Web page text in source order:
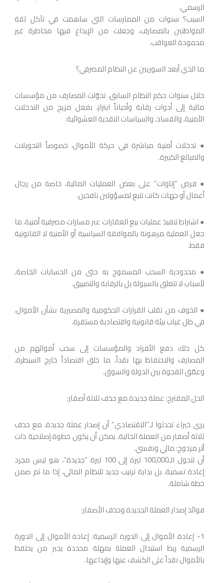
الرسمي.
السبب؟ سنوات من الممارسات التي ساهمت في تآكل ثقة
المواطنين بالمصارف، وجعلت من الإيداع فيها مخاطرة غير
محمودة العواقب.
ما الذي أبعد السوريين عن النظام المصرفي؟
خلال سنوات حكم النظام السابق، تحوّلت المصارف من مؤسسات
مالية إلى أدوات رقابة وأحياناً ابتزاز، بفعل مزيج من التدخلات
الأمنية، والفساد، والسياسات النقدية العشوائية:
● تدخلات أمنية مباشرة في حركة الأموال، خصوصاً التحويلات
والمبالغ الكبيرة.
● فرض “إتاوات” على بعض العمليات المالية، خاصة من رجال
أعمال أو جهات كانت تتبع لمسؤولين نافذين.
● اشتراط تنفيذ عمليات بيع العقارات عبر مسارات مصرفية أمنية، ما
جعل العملية مرهونة بالموافقة السياسية أو الأمنية لا القانونية
فقط.
● محدودية السحب المسموح به حتى من الحسابات الخاصة،
لأسباب لا تتعلق بالسيولة بل بالرقابة والتضييق.
● الخوف من تقلب القرارات الحكومية والمصيرية بشأن الأموال،
في ظل غياب بيئة قانونية واقتصادية مستقرة.
كل ذلك دفع الأفراد والمؤسسات إلى سحب أموالهم من
المصارف والاحتفاظ بها نقداً، ما خلق اقتصاداً خارج السيطرة،
وعمّق الفجوة بين الدولة والسوق.
الحل المقترح: عملة جديدة مع حذف ثلاثة أصفار:
يرى خبراء تحدثوا لـ”الاقتصادي” أن إصدار عملة جديدة، مع حذف
ثلاثة أصفار من العملة الحالية، يمكن أن يكون خطوة إصلاحية ذات
أثر مزدوج: مالي ونفسي.
أن تتحول الـ100,000 ليرة إلى 100 ليرة “جديدة”، هو ليس مجرد
إعادة تسمية، بل بداية ترتيب جديد للنظام المالي، إذا ما تم ضمن
خطة شاملة.
فوائد إصدار العملة الجديدة وحذف الأصفار:
1- إعادة الأموال إلى الدورة الرسمية: إعادة الأموال إلى الدورة
الرسمية ربط استبدال العملة بمهلة محددة يجبر من يحتفظ
بالأموال نقداً على الكشف عنها وإيداعها.